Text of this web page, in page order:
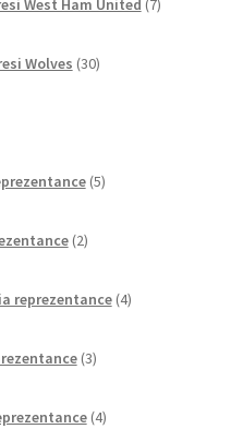
West Ham United 7izdelkov
Wolves 30izdelkov
5izdelkov
2izdelka
reprezentance 4izdelki
3izdelki
4izdelki